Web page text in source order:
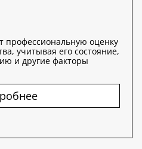
профессиональную оценку
учитывая его состояние,
и другие факторы